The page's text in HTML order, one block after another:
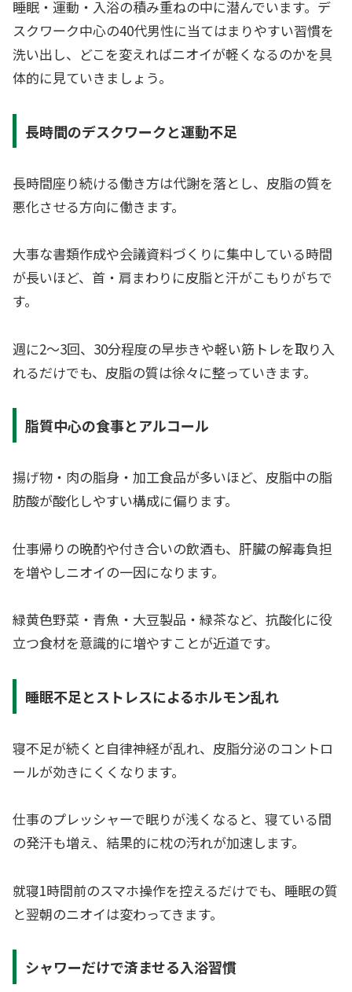
睡眠・運動・入浴の積み重ねの中に潜んでいます。デ
スクワーク中心の40代男性に当てはまりやすい習慣を
洗い出し、どこを変えればニオイが軽くなるのかを具
体的に見ていきましょう。
長時間のデスクワークと運動不足
長時間座り続ける働き方は代謝を落とし、皮脂の質を
悪化させる方向に働きます。
大事な書類作成や会議資料づくりに集中している時間
が長いほど、首・肩まわりに皮脂と汗がこもりがちで
す。
週に2〜3回、30分程度の早歩きや軽い筋トレを取り入
れるだけでも、皮脂の質は徐々に整っていきます。
脂質中心の食事とアルコール
揚げ物・肉の脂身・加工食品が多いほど、皮脂中の脂
肪酸が酸化しやすい構成に偏ります。
仕事帰りの晩酌や付き合いの飲酒も、肝臓の解毒負担
を増やしニオイの一因になります。
緑黄色野菜・青魚・大豆製品・緑茶など、抗酸化に役
立つ食材を意識的に増やすことが近道です。
睡眠不足とストレスによるホルモン乱れ
寝不足が続くと自律神経が乱れ、皮脂分泌のコントロ
ールが効きにくくなります。
仕事のプレッシャーで眠りが浅くなると、寝ている間
の発汗も増え、結果的に枕の汚れが加速します。
就寝1時間前のスマホ操作を控えるだけでも、睡眠の質
と翌朝のニオイは変わってきます。
シャワーだけで済ませる入浴習慣